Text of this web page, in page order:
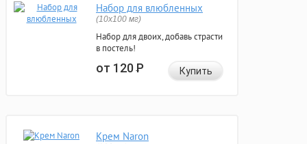
Набор для влюбленных
(10х100 мг)
Набор для двоих, добавь страсти
в постель!
от 120Р Купить
Крем Naron